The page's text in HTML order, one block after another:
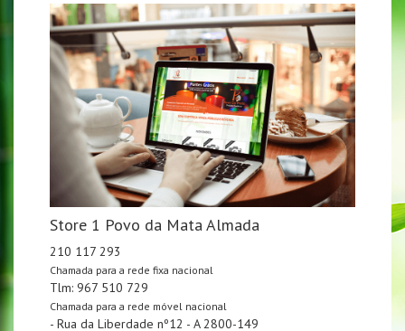
Store 1 Povo da Mata Almada
210 117 293
Chamada para a rede fixa nacional
Tlm: 967 510 729
Chamada para a rede móvel nacional
- Rua da Liberdade nº12 - A 2800-149